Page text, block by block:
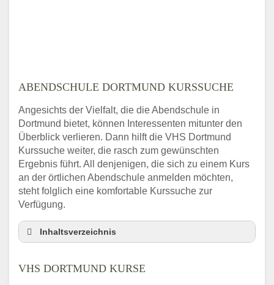
ABENDSCHULE DORTMUND KURSSUCHE
Angesichts der Vielfalt, die die Abendschule in
Dortmund bietet, können Interessenten mitunter den
Überblick verlieren. Dann hilft die VHS Dortmund
Kurssuche weiter, die rasch zum gewünschten
Ergebnis führt. All denjenigen, die sich zu einem Kurs
an der örtlichen Abendschule anmelden möchten,
steht folglich eine komfortable Kurssuche zur
Verfügung.
Inhaltsverzeichnis
VHS Dortmund Kurse
VHS DORTMUND KURSE